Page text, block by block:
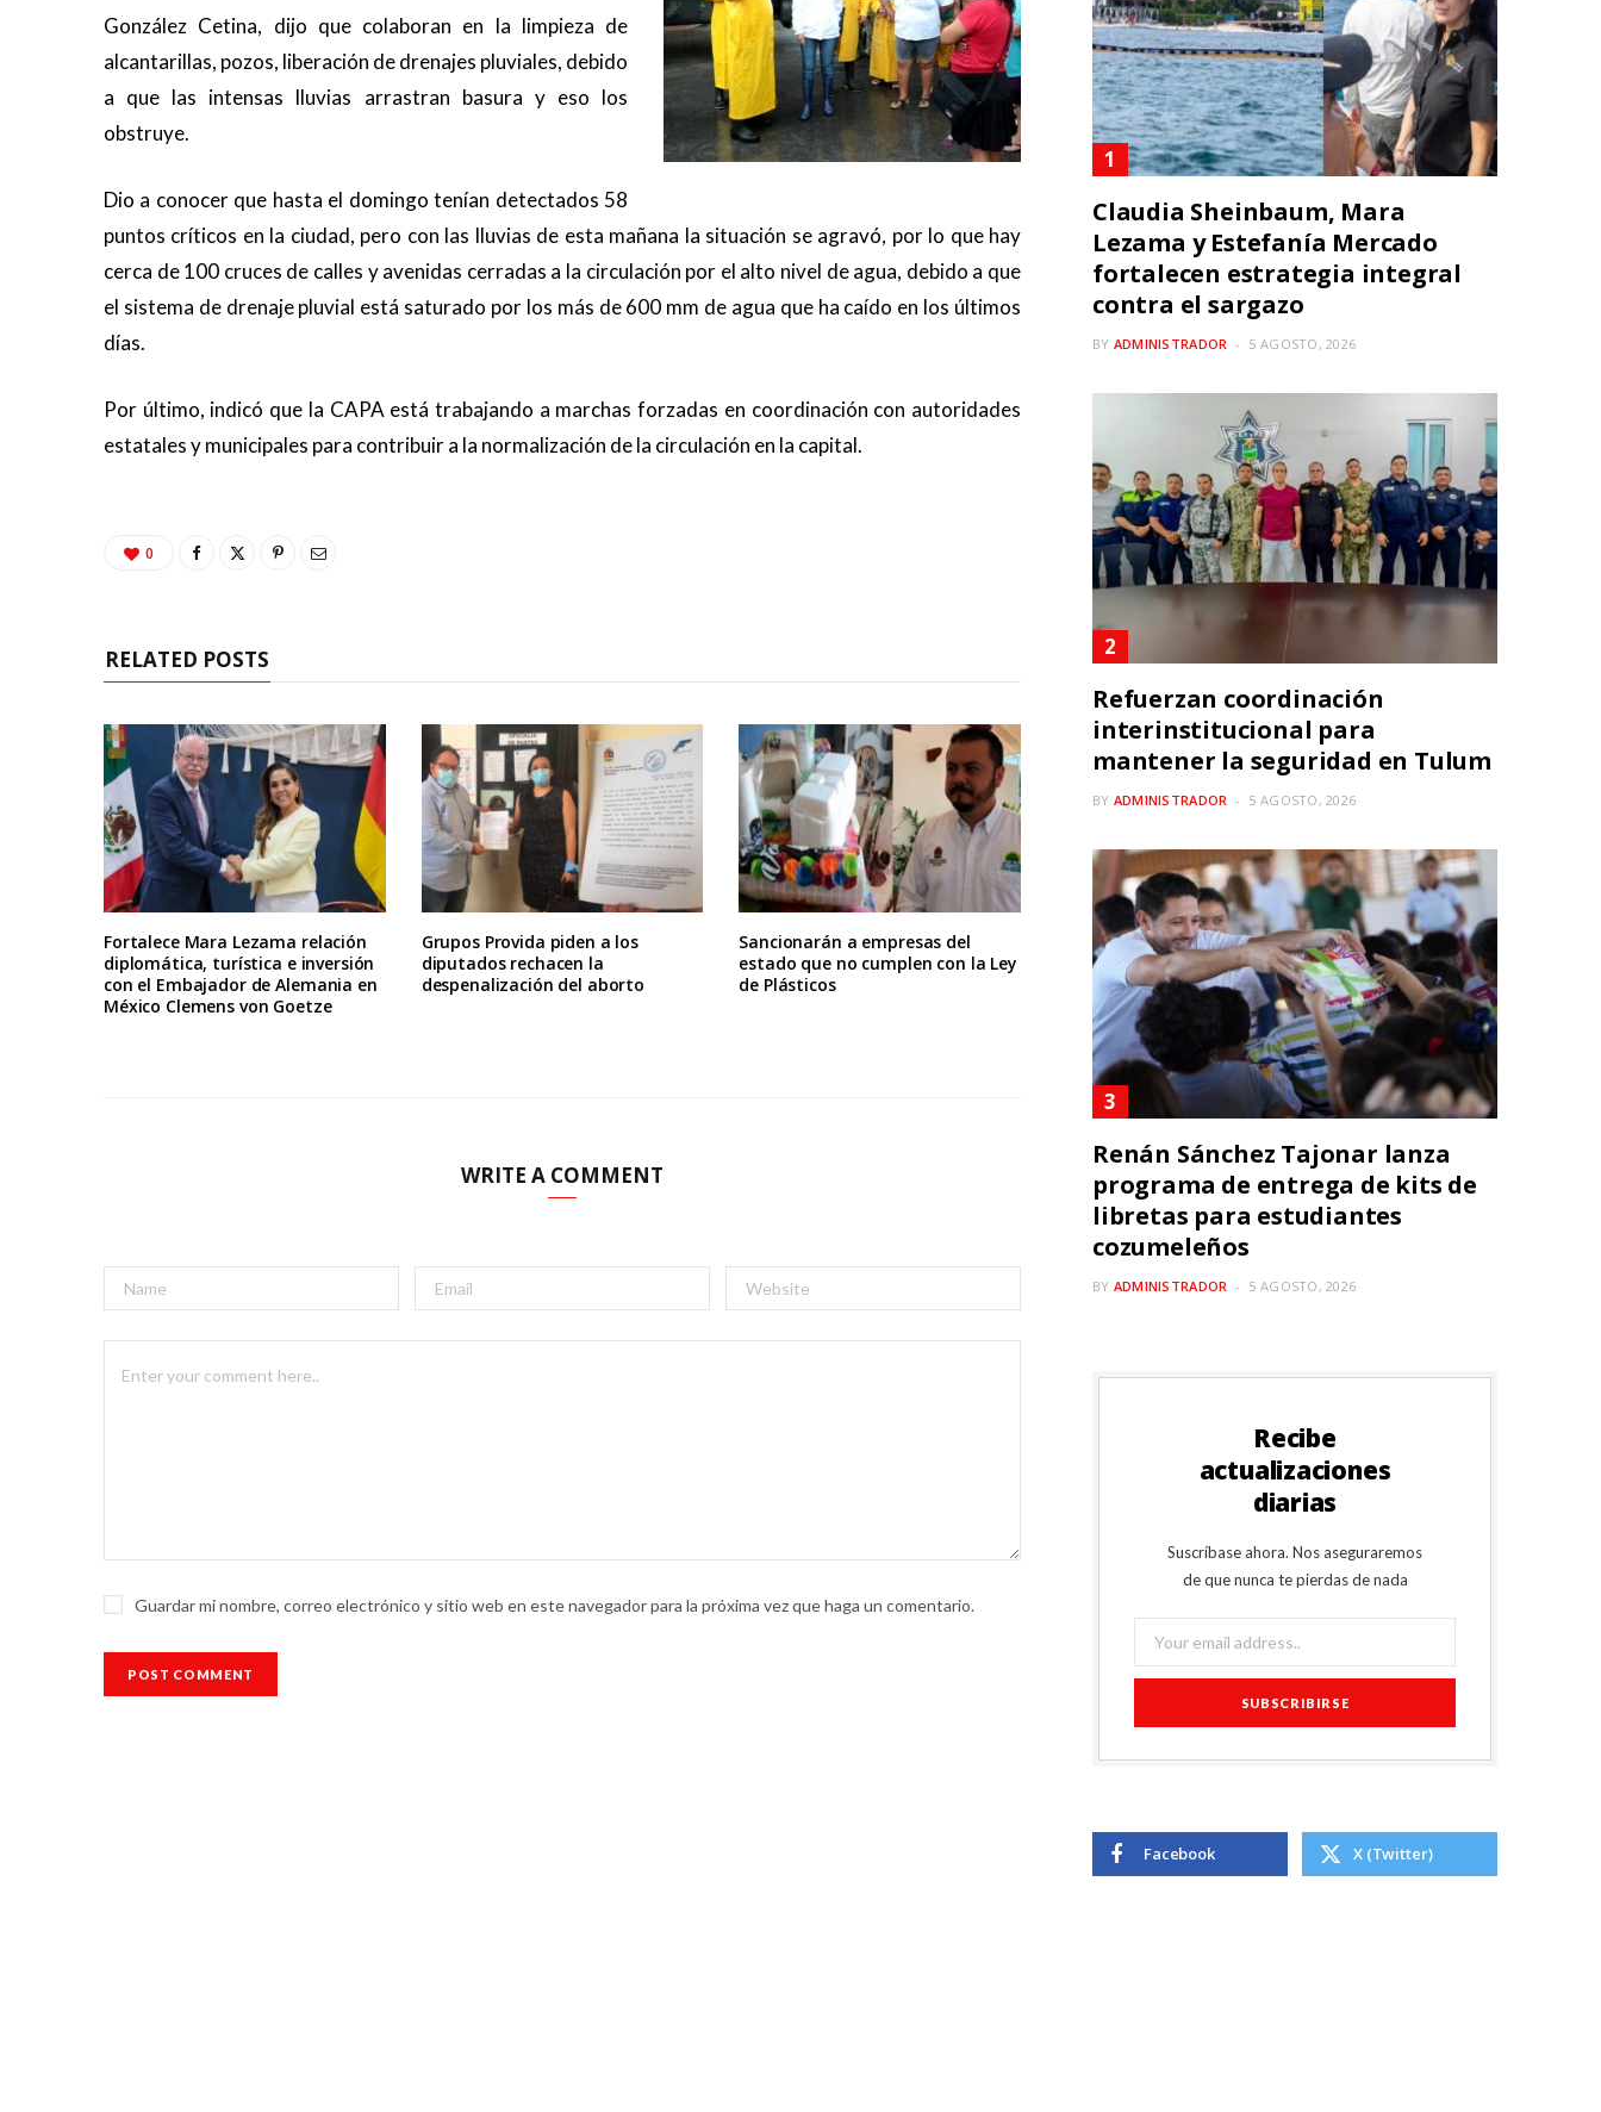
González Cetina, dijo que colaboran en la limpieza de
alcantarillas, pozos, liberación de drenajes pluviales, debido
a que las intensas lluvias arrastran basura y eso los
obstruye.
Dio a conocer que hasta el domingo tenían detectados 58
puntos críticos en la ciudad, pero con las lluvias de esta mañana la situación se agravó, por lo que hay
cerca de 100 cruces de calles y avenidas cerradas a la circulación por el alto nivel de agua, debido a que
el sistema de drenaje pluvial está saturado por los más de 600 mm de agua que ha caído en los últimos
días.
Por último, indicó que la CAPA está trabajando a marchas forzadas en coordinación con autoridades
estatales y municipales para contribuir a la normalización de la circulación en la capital.
0
RELATED POSTS
Fortalece Mara Lezama relación
diplomática, turística e inversión
con el Embajador de Alemania en
México Clemens von Goetze
Grupos Provida piden a los
diputados rechacen la
despenalización del aborto
Sancionarán a empresas del
estado que no cumplen con la Ley
de Plásticos
WRITE A COMMENT
Guardar mi nombre, correo electrónico y sitio web en este navegador para la próxima vez que haga un comentario.
Claudia Sheinbaum, Mara
Lezama y Estefanía Mercado
fortalecen estrategia integral
contra el sargazo
BY ADMINISTRADOR 5 AGOSTO, 2026
Refuerzan coordinación
interinstitucional para
mantener la seguridad en Tulum
BY ADMINISTRADOR 5 AGOSTO, 2026
Renán Sánchez Tajonar lanza
programa de entrega de kits de
libretas para estudiantes
cozumeleños
BY ADMINISTRADOR 5 AGOSTO, 2026
Recibe
actualizaciones
diarias
Suscríbase ahora. Nos aseguraremos
de que nunca te pierdas de nada
Facebook X (Twitter)